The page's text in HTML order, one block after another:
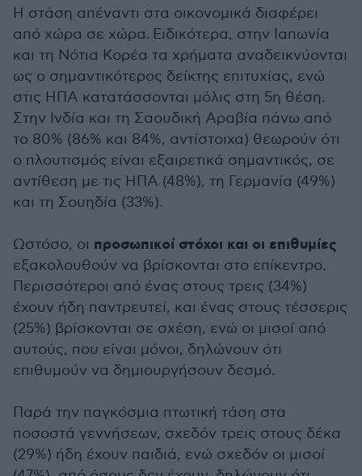
Η στάση απέναντι στα οικονομικά διαφέρει
από χώρα σε χώρα. Ειδικότερα, στην Ιαπωνία
και τη Νότια Κορέα τα χρήματα αναδεικνύονται
ως ο σημαντικότερος δείκτης επιτυχίας, ενώ
στις ΗΠΑ κατατάσσονται μόλις στη 5η θέση.
Στην Ινδία και τη Σαουδική Αραβία πάνω από
το 80% (86% και 84%, αντίστοιχα) θεωρούν ότι
ο πλουτισμός είναι εξαιρετικά σημαντικός, σε
αντίθεση με τις ΗΠΑ (48%), τη Γερμανία (49%)
και τη Σουηδία (33%).
Ωστόσο, οι προσωπικοί στόχοι και οι επιθυμίες
εξακολουθούν να βρίσκονται στο επίκεντρο.
Περισσότεροι από ένας στους τρεις (34%)
έχουν ήδη παντρευτεί, και ένας στους τέσσερις
(25%) βρίσκονται σε σχέση, ενώ οι μισοί από
αυτούς, που είναι μόνοι, δηλώνουν ότι
επιθυμούν να δημιουργήσουν δεσμό.
Παρά την παγκόσμια πτωτική τάση στα
ποσοστά γεννήσεων, σχεδόν τρεις στους δέκα
(29%) ήδη έχουν παιδιά, ενώ σχεδόν οι μισοί